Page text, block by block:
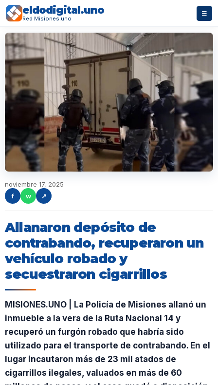
eldodigital.uno
Red Misiones.uno
☰
noviembre 17, 2025
f
w ↗
Allanaron depósito de
contrabando, recuperaron un
vehículo robado y
secuestraron cigarrillos
MISIONES.UNO | La Policía de Misiones allanó un
inmueble a la vera de la Ruta Nacional 14 y
recuperó un furgón robado que habría sido
utilizado para el transporte de contrabando. En el
lugar incautaron más de 23 mil atados de
cigarrillos ilegales, valuados en más de 60